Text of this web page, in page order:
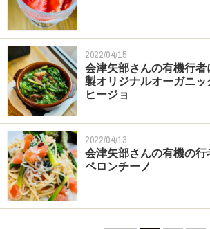
2022/04/15
会津矢部さんの有機行
製オリジナルオーガニ
ヒージョ
2022/04/13
会津矢部さんの有機の
ペロンチーノ